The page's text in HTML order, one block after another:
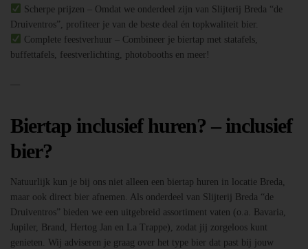
Scherpe prijzen – Omdat we onderdeel zijn van Slijterij Breda “de
Druiventros”, profiteer je van de beste deal én topkwaliteit bier.
Complete feestverhuur – Combineer je biertap met statafels,
buffettafels, feestverlichting, photobooths en meer!
—
Biertap inclusief huren? – inclusief
bier?
Natuurlijk kun je bij ons niet alleen een biertap huren in locatie Breda,
maar ook direct bier afnemen. Als onderdeel van Slijterij Breda “de
Druiventros” bieden we een uitgebreid assortiment vaten (o.a. Bavaria,
Jupiler, Brand, Hertog Jan en La Trappe), zodat jij zorgeloos kunt
genieten. Wij adviseren je graag over het type bier dat past bij jouw